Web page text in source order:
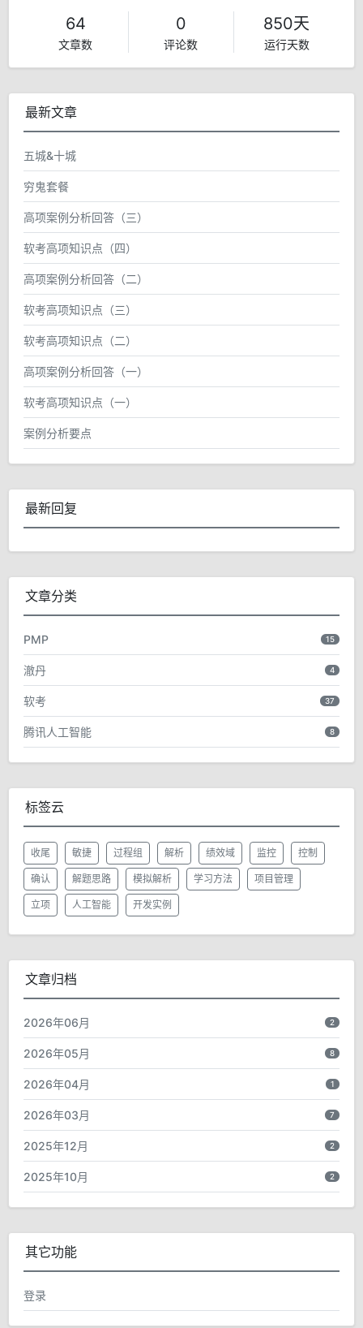
64
文章数
0
评论数
850天
运行天数
最新文章
五城&十城
穷鬼套餐
高项案例分析回答（三）
软考高项知识点（四）
高项案例分析回答（二）
软考高项知识点（三）
软考高项知识点（二）
高项案例分析回答（一）
软考高项知识点（一）
案例分析要点
最新回复
文章分类
PMP 15
澈丹 4
软考 37
腾讯人工智能 8
标签云
收尾 敏捷 过程组 解析 绩效域 监控 控制
确认 解题思路 模拟解析 学习方法 项目管理
立项 人工智能 开发实例
文章归档
2026年06月 2
2026年05月 8
2026年04月 1
2026年03月 7
2025年12月 2
2025年10月 2
其它功能
登录